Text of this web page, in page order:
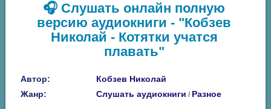
🎧 Слушать онлайн полную
версию аудиокниги - "Кобзев
Николай - Котятки учатся
плавать"
Автор:
Кобзев Николай
Жанр:
Слушать аудиокниги / Разное